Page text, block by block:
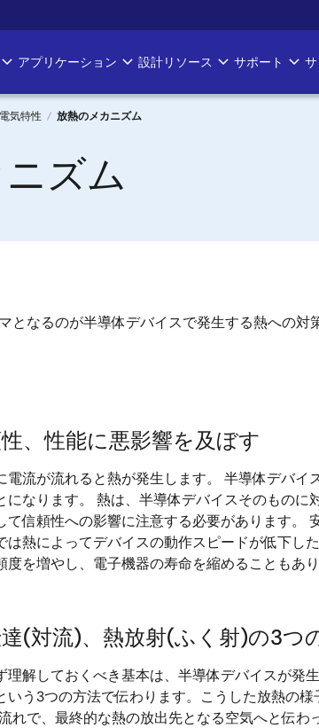
アプリケーション 設計リソース サポート
気特性 放熱のメカニズム
ズム
となるのが半導体デバイスで発生する熱への
、性能に悪影響を及ぼす
電流が流れると熱が発生します。 半導体デバ
なります。 熱は、半導体デバイスそのもの
信頼性への影響に注意する必要があります
は熱によってデバイスの動作スピードが低下
度を増やし、電子機器の寿命を縮めることも
(対流)、熱放射(ふく射)の3つ
解しておくべき基本は、半導体デバイスが
いう3つの方法で伝わります。こうした放熱
れで、最終的な熱の放出先となる空気へと伝わ